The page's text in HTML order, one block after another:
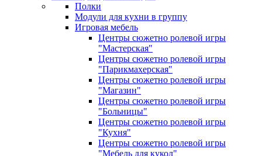
Полки
Модули для кухни в группу
Игровая мебель
Центры сюжетно ролевой игры
"Мастерская"
Центры сюжетно ролевой игры
"Парикмахерская"
Центры сюжетно ролевой игры
"Магазин"
Центры сюжетно ролевой игры
"Больницы"
Центры сюжетно ролевой игры
"Кухня"
Центры сюжетно ролевой игры
"Мебель для кукол"